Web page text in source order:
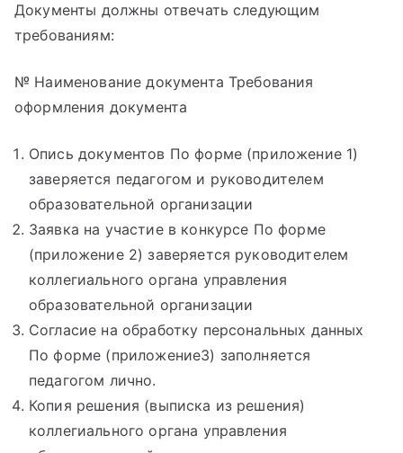
Документы должны отвечать следующим
требованиям:
№ Наименование документа Требования
оформления документа
Опись документов По форме (приложение 1)
заверяется педагогом и руководителем
образовательной организации
Заявка на участие в конкурсе По форме
(приложение 2) заверяется руководителем
коллегиального органа управления
образовательной организации
Согласие на обработку персональных данных
По форме (приложение3) заполняется
педагогом лично.
Копия решения (выписка из решения)
коллегиального органа управления